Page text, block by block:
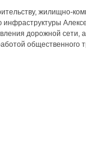
жилищно-
инфраструктуры
дорожной сети,
общественного